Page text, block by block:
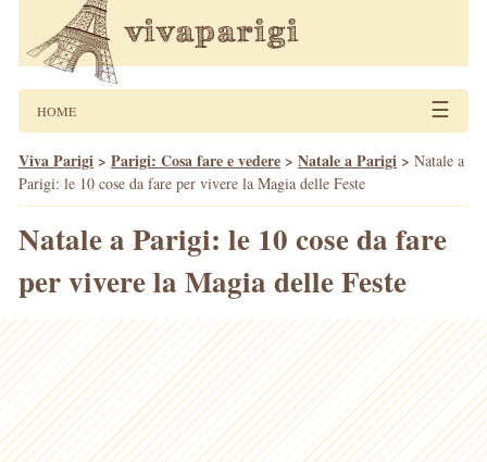
HOME ☰
Viva Parigi > Parigi: Cosa fare e vedere > Natale a Parigi > Natale a
Parigi: le 10 cose da fare per vivere la Magia delle Feste
Natale a Parigi: le 10 cose da fare
per vivere la Magia delle Feste